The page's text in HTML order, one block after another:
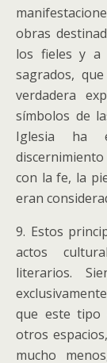
obras
los fieles y a
sagrados,
verdadera
símbolos de
Iglesia ha
con la fe, la
eran
9. Estos
actos
literarios.
que este
otros
mucho